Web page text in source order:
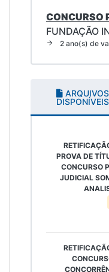
FUNDAÇÃO
2 ano(s) de
ARQUIVOS
DISPONÍVEIS
PROVA DE
CONCURSO
JUDICIAL